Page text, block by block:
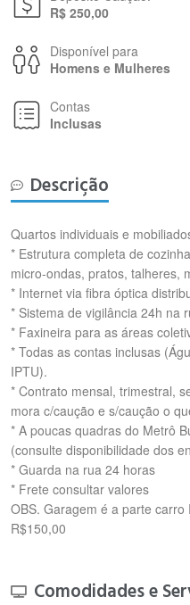
R$ 250,00
Disponível para
Homens e Mulheres
Contas
Inclusas
Descrição
Quartos individuais e
* Estrutura completa de
micro-ondas, pratos, talheres,
* Internet via fibra óptica
* Sistema de vigilância 24h na
* Faxineira para as áreas
* Todas as contas inclusas
IPTU).
* Contrato mensal, trimestral,
mora c/caução e s/caução o
* A poucas quadras do Metrô
(consulte disponibilidade dos
* Guarda na rua 24 horas
* Frete consultar valores
OBS. Garagem é a parte
R$150,00
Comodidades e